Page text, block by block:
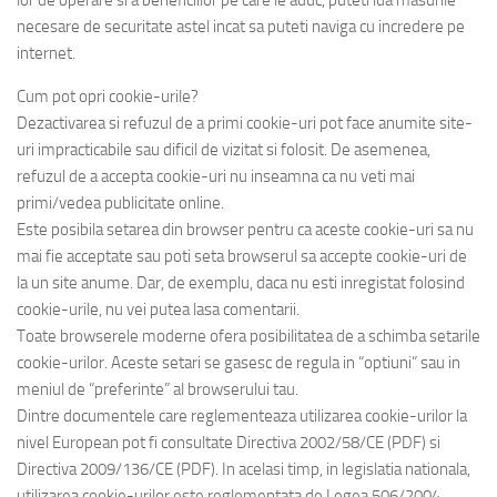
necesare de securitate astel incat sa puteti naviga cu incredere pe
internet.
Cum pot opri cookie-urile?
Dezactivarea si refuzul de a primi cookie-uri pot face anumite site-
uri impracticabile sau dificil de vizitat si folosit. De asemenea,
refuzul de a accepta cookie-uri nu inseamna ca nu veti mai
primi/vedea publicitate online.
Este posibila setarea din browser pentru ca aceste cookie-uri sa nu
mai fie acceptate sau poti seta browserul sa accepte cookie-uri de
la un site anume. Dar, de exemplu, daca nu esti inregistat folosind
cookie-urile, nu vei putea lasa comentarii.
Toate browserele moderne ofera posibilitatea de a schimba setarile
cookie-urilor. Aceste setari se gasesc de regula in “optiuni” sau in
meniul de “preferinte” al browserului tau.
Dintre documentele care reglementeaza utilizarea cookie-urilor la
nivel European pot fi consultate Directiva 2002/58/CE (PDF) si
Directiva 2009/136/CE (PDF). In acelasi timp, in legislatia nationala,